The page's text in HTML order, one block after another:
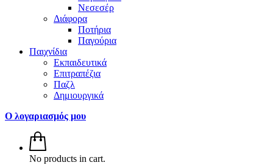
Νεσεσέρ
Διάφορα
Ποτήρια
Παγούρια
Παιχνίδια
Εκπαιδευτικά
Επιτραπέζια
Παζλ
Δημιουργικά
Ο λογαριασμός μου
No products in cart.